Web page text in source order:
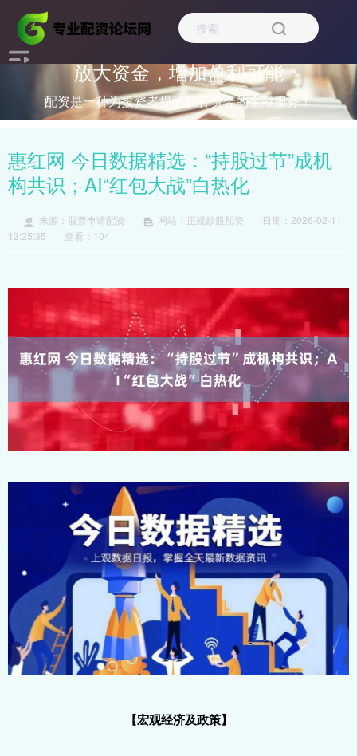
放大资金，增加盈利可能
配资是一种为投资者提供杠杆资金的金融服务！
惠红网 今日数据精选：“持股过节”成机
构共识；AI“红包大战”白热化
来源：股票申请配资 网站：正规炒股配资
日期：2026-02-11
13:25:35
查看：104
【宏观经济及政策】